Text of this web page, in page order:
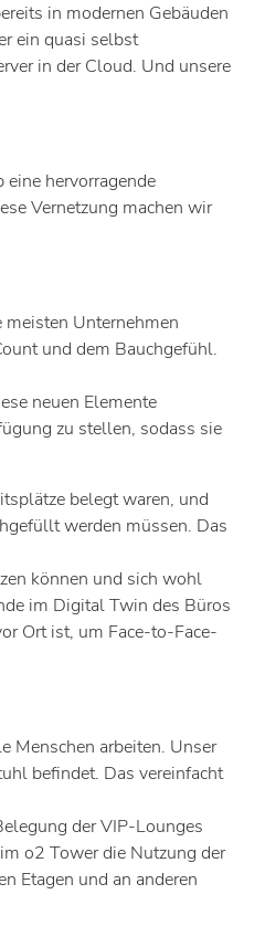
in modernen Gebäuden
ein quasi selbst
in der Cloud. Und unsere
hervorragende
Vernetzung machen wir
Unternehmen
und dem Bauchgefühl.
neuen Elemente
zu stellen, sodass sie
belegt waren, und
werden müssen. Das
können und sich wohl
im Digital Twin des Büros
Ort ist, um Face-to-Face-
Menschen arbeiten. Unser
befindet. Das vereinfacht
der VIP-Lounges
o2 Tower die Nutzung der
Etagen und an anderen